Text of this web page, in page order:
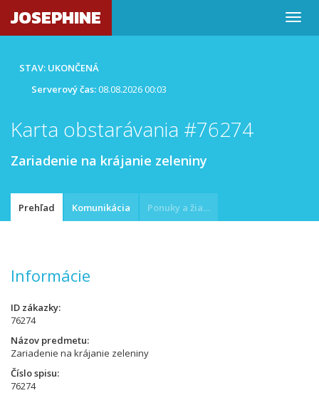
JOSEPHINE
STAV: UKONČENÁ
Serverový čas:08.08.2026 00:03
Karta obstarávania #76274
Zariadenie na krájanie zeleniny
Prehľad Komunikácia Ponuky a žiadosti
Informácie
ID zákazky
76274
Názov predmetu
Zariadenie na krájanie zeleniny
Číslo spisu
76274